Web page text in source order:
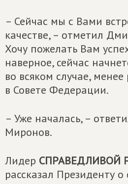
– Сейчас мы с Вами
качестве, – отметил
Хочу пожелать Вам
наверное, сейчас
во всяком случае,
в Совете Федерации.
– Уже началась, –
Миронов.
Лидер СПРАВЕДЛИВОЙ
рассказал Президенту о